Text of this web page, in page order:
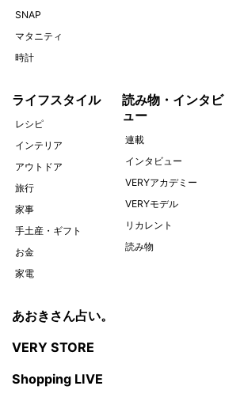
SNAP
マタニティ
時計
ライフスタイル
レシピ
インテリア
アウトドア
旅行
家事
手土産・ギフト
お金
家電
読み物・インタビ
ュー
連載
インタビュー
VERYアカデミー
VERYモデル
リカレント
読み物
あおきさん占い。
VERY STORE
Shopping LIVE